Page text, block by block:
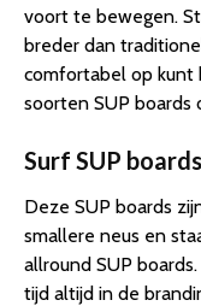
voort te bewegen.
breder dan
comfortabel op kunt
soorten SUP boards
Surf SUP boards
Deze SUP boards
smallere neus en
allround SUP
tijd altijd in de